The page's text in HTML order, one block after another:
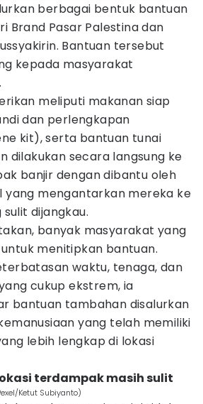
berbagai bentuk bantuan
Brand Pasar Palestina dan
Bantuan tersebut
kepada masyarakat
meliputi makanan siap
dan perlengkapan
kit), serta bantuan tunai
dilakukan secara langsung ke
banjir dengan dibantu oleh
yang mengantarkan mereka ke
dijangkau.
banyak masyarakat yang
menitipkan bantuan.
waktu, tenaga, dan
cukup ekstrem, ia
bantuan tambahan disalurkan
yang telah memiliki
lebih lengkap di lokasi
terdampak masih sulit
Ketut Subiyanto)